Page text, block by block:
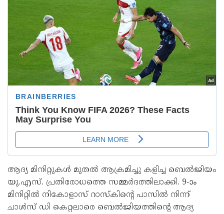
ആദ്യ മിനിറ്റുകൾ മുതൽ ആക്രമിച്ചു കളിച്ച ബെൽജിയം
യു.എസ്. പ്രതിരോധത്തെ സമ്മർദത്തിലാക്കി. 9-ാം
മിനിറ്റിൽ നികോളാസ് റാസ്‌കിന്റെ പാസിൽ നിന്ന്
ചാൾസ് ഡി കെറ്റലാരെ ബെൽജിയത്തിന്റെ ആദ്യ